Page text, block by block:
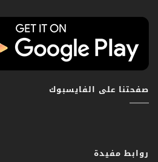
صفحتنا على الفايسبوك
روابط مفيدة